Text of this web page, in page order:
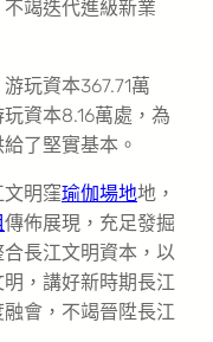
竭迭代進級新業
玩資本367.71萬
資本8.16萬處，為
了堅實基本。
明窪瑜伽場地地，
傳佈展現，充足發掘
長江文明資本，以
，講好新時期長江
會，不竭晉陞長江